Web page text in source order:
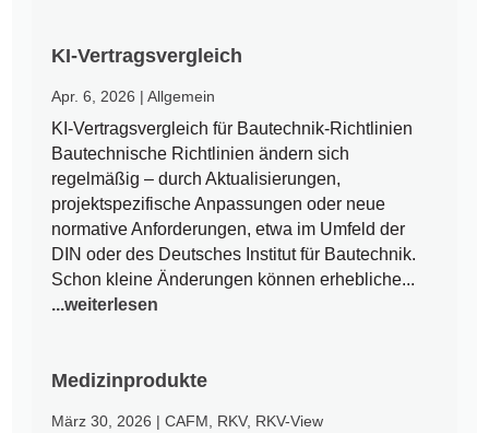
KI-Vertragsvergleich
Apr. 6, 2026 |Allgemein
KI-Vertragsvergleich für Bautechnik-Richtlinien
Bautechnische Richtlinien ändern sich
regelmäßig – durch Aktualisierungen,
projektspezifische Anpassungen oder neue
normative Anforderungen, etwa im Umfeld der
DIN oder des Deutsches Institut für Bautechnik.
Schon kleine Änderungen können erhebliche...
...weiterlesen
Medizinprodukte
März 30, 2026 |CAFM RKV, RKV-View